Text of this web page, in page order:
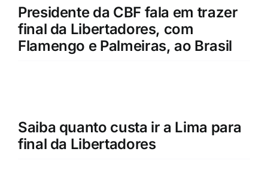
Presidente da CBF fala em trazer
final da Libertadores, com
Flamengo e Palmeiras, ao Brasil
Saiba quanto custa ir a Lima para
final da Libertadores